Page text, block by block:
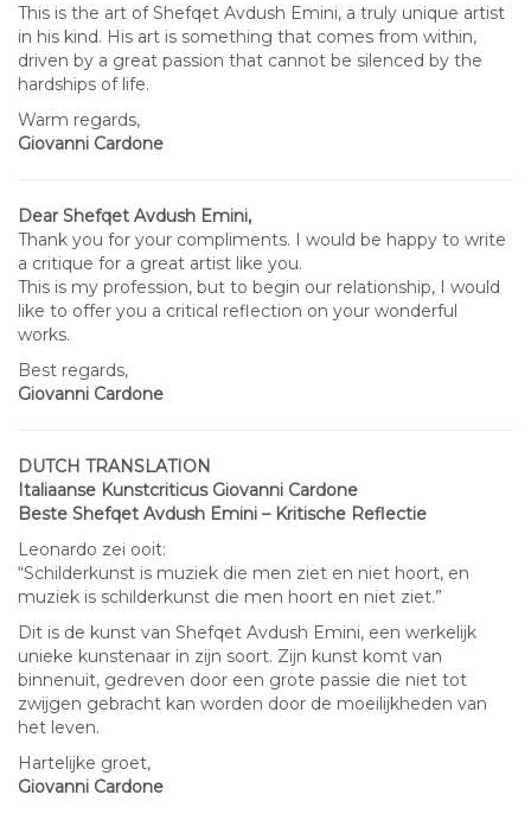
This is the art of Shefqet Avdush Emini, a truly unique artist
in his kind. His art is something that comes from within,
driven by a great passion that cannot be silenced by the
hardships of life.
Warm regards,
Giovanni Cardone
Dear Shefqet Avdush Emini,
Thank you for your compliments. I would be happy to write
a critique for a great artist like you.
This is my profession, but to begin our relationship, I would
like to offer you a critical reflection on your wonderful
works.
Best regards,
Giovanni Cardone
DUTCH TRANSLATION
Italiaanse Kunstcriticus Giovanni Cardone
Beste Shefqet Avdush Emini – Kritische Reflectie
Leonardo zei ooit:
“Schilderkunst is muziek die men ziet en niet hoort, en
muziek is schilderkunst die men hoort en niet ziet.”
Dit is de kunst van Shefqet Avdush Emini, een werkelijk
unieke kunstenaar in zijn soort. Zijn kunst komt van
binnenuit, gedreven door een grote passie die niet tot
zwijgen gebracht kan worden door de moeilijkheden van
het leven.
Hartelijke groet,
Giovanni Cardone